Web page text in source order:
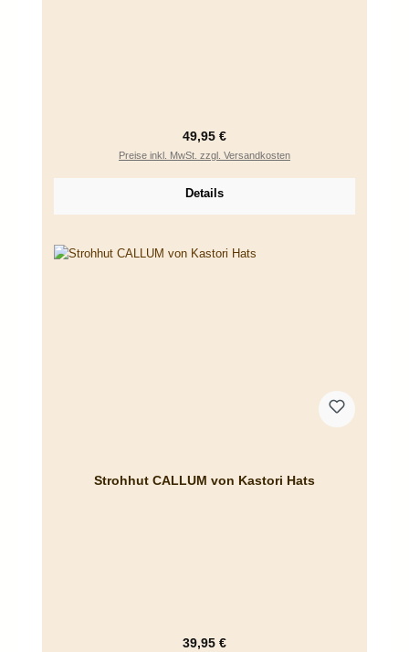
Regulärer Preis:
49,95 €
Preise inkl. MwSt. zzgl. Versandkosten
Details
Strohhut CALLUM von Kastori Hats
Regulärer Preis:
39,95 €